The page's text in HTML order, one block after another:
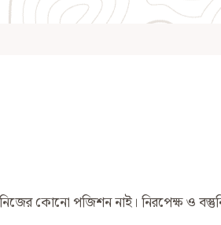
কোনো পজিশন নাই। নিরপেক্ষ ও